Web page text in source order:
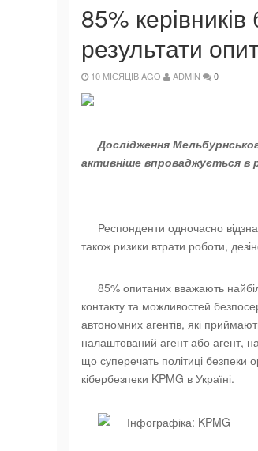
85%
результати
10 МІСЯЦІВ AGO ADMIN 0
Дослідження
активніше впроваджується в
Респонденти одночасно
також ризики втрати роботи,
85% опитаних вважають
контакту та можливостей
автономних агентів, які
налаштований агент або агент,
що суперечать політиці безпеки
кібербезпеки KPMG в Україні.